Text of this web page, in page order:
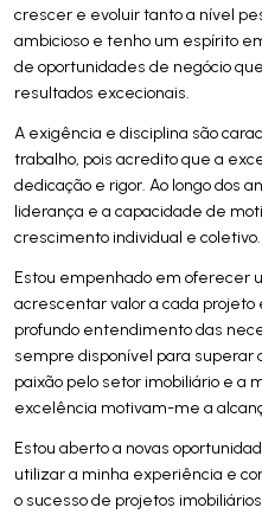
crescer e evoluir tanto a nível
ambicioso e tenho um espírito
de oportunidades de negócio
resultados excecionais.
A exigência e disciplina são
trabalho, pois acredito que a
dedicação e rigor. Ao longo dos
liderança e a capacidade de
crescimento individual e coletivo.
Estou empenhado em oferecer
acrescentar valor a cada
profundo entendimento das
sempre disponível para superar
paixão pelo setor imobiliário e a
excelência motivam-me a
Estou aberto a novas
utilizar a minha experiência e
o sucesso de projetos